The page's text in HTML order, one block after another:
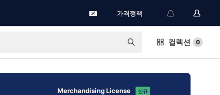
가격정책
컬렉션 0
Merchandising License 신규